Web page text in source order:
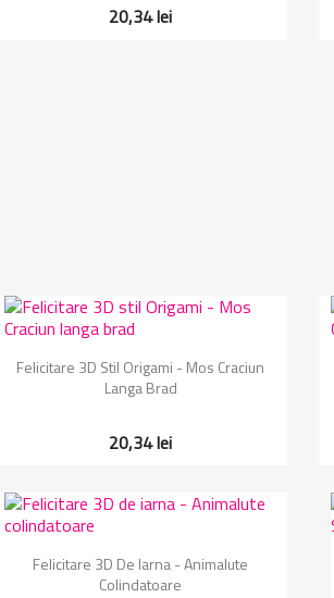
20,34 lei
Vizualizare rapida
Felicitare 3D Stil Origami - Mos Craciun
Langa Brad
20,34 lei
Vizualizare rapida
Felicitare 3D De Iarna - Animalute
Colindatoare